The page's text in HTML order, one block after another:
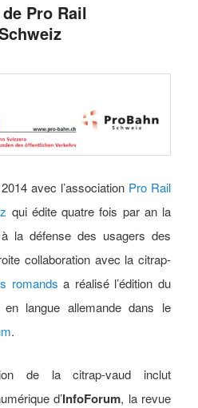
Pro Rail
avec l’association Pro Rail
qui édite quatre fois par an la
la défense des usagers des
collaboration avec la citrap-
romands a réalisé l’édition du
langue allemande dans le
.
de la citrap-vaud inclut
d’InfoForum, la revue